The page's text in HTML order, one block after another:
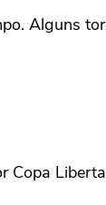
Alguns
Copa